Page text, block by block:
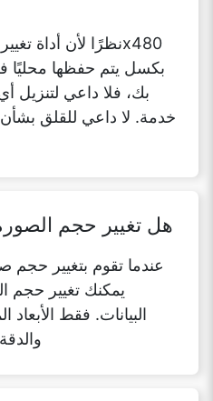
بكسل يتم حفظها
بك، فلا داعي لتنزيل
خدمة. لا داعي للقلق
هل تغيير حجم
عندما تقوم بتغيير حجم
يمكنك تغيير حجم
البيانات. فقط الأبعاد